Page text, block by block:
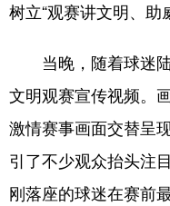
树立“观赛讲文明、助
当晚，随着球迷陆
文明观赛宣传视频。
激情赛事画面交替呈
引了不少观众抬头注
刚落座的球迷在赛前